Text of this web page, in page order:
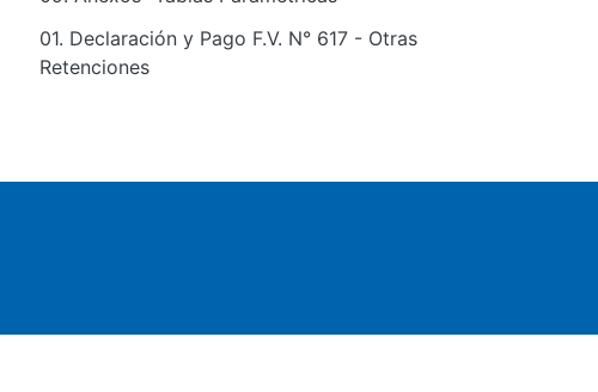
01. Declaración y Pago F.V. N° 617 - Otras
Retenciones